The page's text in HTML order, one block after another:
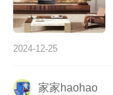
2024-12-25
家家haohao